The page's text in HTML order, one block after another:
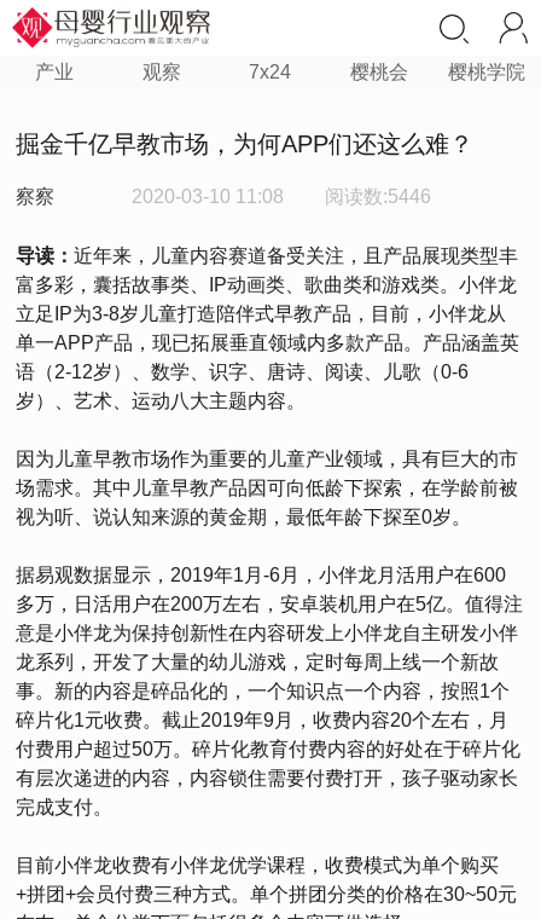
产业 观察 7x24 樱桃会 樱桃学院
掘金千亿早教市场，为何APP们还这么难？
察察 2020-03-10 11:08 阅读数:5446
导读：近年来，儿童内容赛道备受关注，且产品展现类型丰
富多彩，囊括故事类、IP动画类、歌曲类和游戏类。小伴龙
立足IP为3-8岁儿童打造陪伴式早教产品，目前，小伴龙从
单一APP产品，现已拓展垂直领域内多款产品。产品涵盖英
语（2-12岁）、数学、识字、唐诗、阅读、儿歌（0-6
岁）、艺术、运动八大主题内容。
因为儿童早教市场作为重要的儿童产业领域，具有巨大的市
场需求。其中儿童早教产品因可向低龄下探索，在学龄前被
视为听、说认知来源的黄金期，最低年龄下探至0岁。
据易观数据显示，2019年1月-6月，小伴龙月活用户在600
多万，日活用户在200万左右，安卓装机用户在5亿。值得注
意是小伴龙为保持创新性在内容研发上小伴龙自主研发小伴
龙系列，开发了大量的幼儿游戏，定时每周上线一个新故
事。新的内容是碎品化的，一个知识点一个内容，按照1个
碎片化1元收费。截止2019年9月，收费内容20个左右，月
付费用户超过50万。碎片化教育付费内容的好处在于碎片化
有层次递进的内容，内容锁住需要付费打开，孩子驱动家长
完成支付。
目前小伴龙收费有小伴龙优学课程，收费模式为单个购买
+拼团+会员付费三种方式。单个拼团分类的价格在30~50元